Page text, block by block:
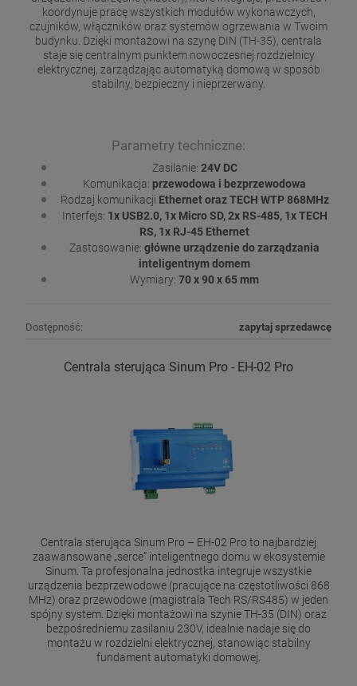
koordynuje pracę wszystkich modułów wykonawczych,
czujników, włączników oraz systemów ogrzewania w Twoim
budynku. Dzięki montażowi na szynę DIN (TH-35), centrala
staje się centralnym punktem nowoczesnej rozdzielnicy
elektrycznej, zarządzając automatyką domową w sposób
stabilny, bezpieczny i nieprzerwany.
Parametry techniczne:
Zasilanie: 24V DC
Komunikacja: przewodowa i bezprzewodowa
Rodzaj komunikacji Ethernet oraz TECH WTP 868MHz
Interfejs: 1x USB2.0, 1x Micro SD, 2x RS-485, 1x TECH
RS, 1x RJ-45 Ethernet
Zastosowanie: główne urządzenie do zarządzania
inteligentnym domem
Wymiary: 70 x 90 x 65 mm
Dostępność: zapytaj sprzedawcę
Centrala sterująca Sinum Pro - EH-02 Pro
Centrala sterująca Sinum Pro – EH-02 Pro to najbardziej
zaawansowane „serce” inteligentnego domu w ekosystemie
Sinum. Ta profesjonalna jednostka integruje wszystkie
urządzenia bezprzewodowe (pracujące na częstotliwości 868
MHz) oraz przewodowe (magistrala Tech RS/RS485) w jeden
spójny system. Dzięki montażowi na szynie TH-35 (DIN) oraz
bezpośredniemu zasilaniu 230V, idealnie nadaje się do
montażu w rozdzielni elektrycznej, stanowiąc stabilny
fundament automatyki domowej.